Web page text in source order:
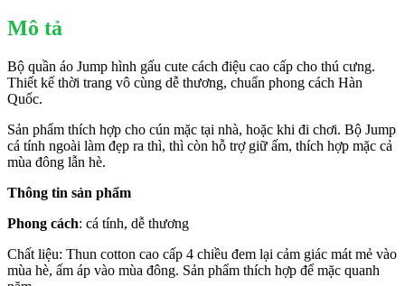
Mô tả
Bộ quần áo Jump hình gấu cute cách điệu cao cấp cho thú cưng.
Thiết kế thời trang vô cùng dễ thương, chuẩn phong cách Hàn
Quốc.
Sản phẩm thích hợp cho cún mặc tại nhà, hoặc khi đi chơi. Bộ Jump
cá tính ngoài làm đẹp ra thì, thì còn hỗ trợ giữ ấm, thích hợp mặc cả
mùa đông lẫn hè.
Thông tin sản phẩm
Phong cách: cá tính, dễ thương
Chất liệu: Thun cotton cao cấp 4 chiều đem lại cảm giác mát mẻ vào
mùa hè, ấm áp vào mùa đông. Sản phẩm thích hợp để mặc quanh